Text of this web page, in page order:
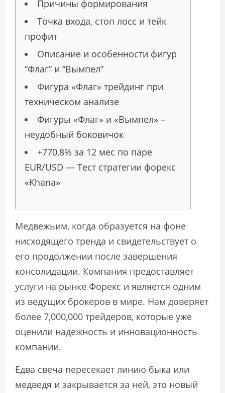
Причины формирования
Точка входа, стоп лосс и тейк
профит
Описание и особенности фигур
“Флаг” и “Вымпел”
Фигура «Флаг» трейдинг при
техническом анализе
Фигуры «Флаг» и «Вымпел» –
неудобный боковичок
+770,8% за 12 мес по паре
EUR/USD — Тест стратегии форекс
«Khana»
Медвежьим, когда образуется на фоне
нисходящего тренда и свидетельствует о
его продолжении после завершения
консолидации. Компания предоставляет
услуги на рынке Форекс и является одним
из ведущих брокеров в мире. Нам доверяет
более 7,000,000 трейдеров, которые уже
оценили надежность и инновационность
компании.
Едва свеча пересекает линию быка или
медведя и закрывается за ней, это новый